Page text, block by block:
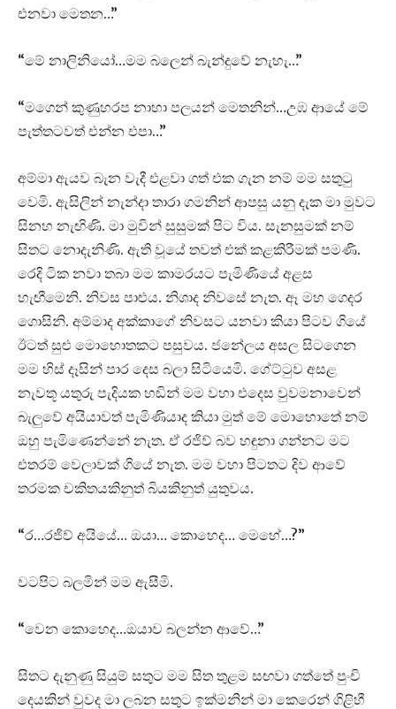
එනවා මෙතන…”
“මේ නාලිනියෝ…මම බලෙන් බැන්දුවේ නැහැ…”
“මගෙන් කුණුහරප නාහා පලයන් මෙතනින්…උඹ ආයේ මේ
පැත්තටවත් එන්න එපා…”
අම්මා ඇයව බැන වැදී එළවා ගත් එක ගැන නම් මම සතුටු
වෙමි. ඇසිලින් නැන්දා තාරා ගමනින් ආපසු යනු දැක මා මුවට
සිනහ නැඟිණි. මා මුවින් සුසුමක් පිට විය. සැනසුමක් නම්
සිතට නොදැනිණි. ඇති වූයේ තවත් එක් කළකිරීමක් පමණි.
රෙදි ටික නවා තබා මම කාමරයට පැමිණියේ අළස
හැඟීමෙනි. නිවස පාළුය. නිශාද නිවසේ නැත. ඈ මහ ගෙදර
ගොසිනි. අම්මාද අක්කාගේ නිවසට යනවා කියා පිටව ගියේ
ඊටත් සුළු මොහොතකට පසුවය. ජනේලය අසල සිටගෙන
මම හිස් දෑසින් පාර දෙස බලා සිටියෙමි. ගේට්ටුව අසළ
නැවතූ යතුරු පැදියක හඬින් මම වහා එදෙස වුවමනාවෙන්
බැලුවේ අයියාවත් පැමිණියාද කියා මුත් මේ මොහොතේ නම්
ඔහු පැමිණෙන්නේ නැත. ඒ රජිව් බව හඳුනා ගන්නට මට
එතරම් වෙලාවක් ගියේ නැත. මම වහා පිටතට දිව ආවේ
තරමක චකිතයකිනුත් බියකිනුත් යුතුවය.
“ර…රජිව් අයියේ… ඔයා… කොහෙද… මෙහේ…?”
වටපිට බලමින් මම ඇසීමි.
“වෙන කොහෙද…ඔයාව බලන්න ආවේ…”
සිතට දැනුණු සියුම් සතුට මම සිත තුළම සඟවා ගත්තේ පුංචි
දෙයකින් වුවද මා ලබන සතුට ඉක්මනින් මා කෙරෙන් ගිළිහී